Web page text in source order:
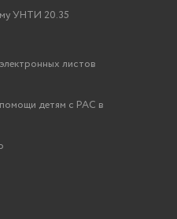
УНТИ 20.35
листов
детям с РАС в